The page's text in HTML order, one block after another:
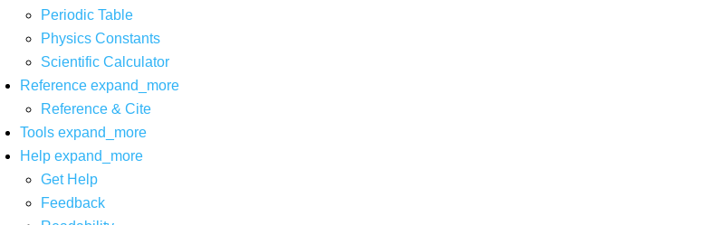
Periodic Table
Physics Constants
Scientific Calculator
Reference expand_more
Reference & Cite
Tools expand_more
Help expand_more
Get Help
Feedback